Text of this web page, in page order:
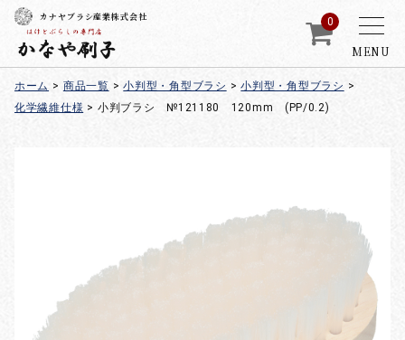
MENU
カナヤブラシ産業株式会社 0
ホーム > 商品一覧 > 小判型・角型ブラシ > 小判型・角型ブラシ >
化学繊維仕様 > 小判ブラシ №121180 120mm (PP/0.2)